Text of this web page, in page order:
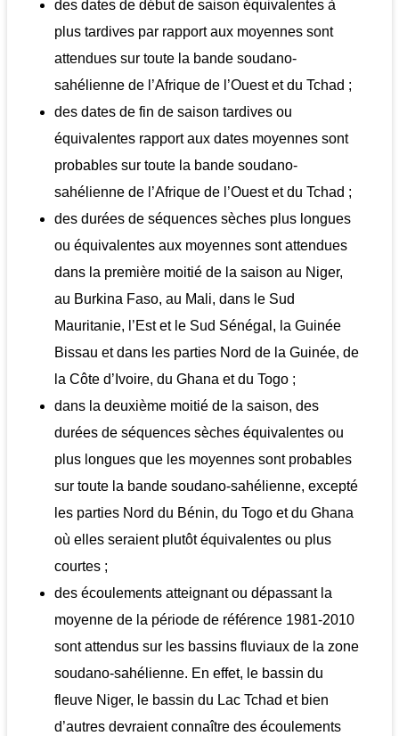
des dates de début de saison équivalentes à
plus tardives par rapport aux moyennes sont
attendues sur toute la bande soudano-
sahélienne de l’Afrique de l’Ouest et du Tchad ;
des dates de fin de saison tardives ou
équivalentes rapport aux dates moyennes sont
probables sur toute la bande soudano-
sahélienne de l’Afrique de l’Ouest et du Tchad ;
des durées de séquences sèches plus longues
ou équivalentes aux moyennes sont attendues
dans la première moitié de la saison au Niger,
au Burkina Faso, au Mali, dans le Sud
Mauritanie, l’Est et le Sud Sénégal, la Guinée
Bissau et dans les parties Nord de la Guinée, de
la Côte d’Ivoire, du Ghana et du Togo ;
dans la deuxième moitié de la saison, des
durées de séquences sèches équivalentes ou
plus longues que les moyennes sont probables
sur toute la bande soudano-sahélienne, excepté
les parties Nord du Bénin, du Togo et du Ghana
où elles seraient plutôt équivalentes ou plus
courtes ;
des écoulements atteignant ou dépassant la
moyenne de la période de référence 1981-2010
sont attendus sur les bassins fluviaux de la zone
soudano-sahélienne. En effet, le bassin du
fleuve Niger, le bassin du Lac Tchad et bien
d’autres devraient connaître des écoulements